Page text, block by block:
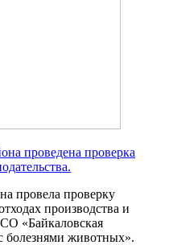
проведена проверка
провела проверку
производства и
«Байкаловская
болезнями животных».